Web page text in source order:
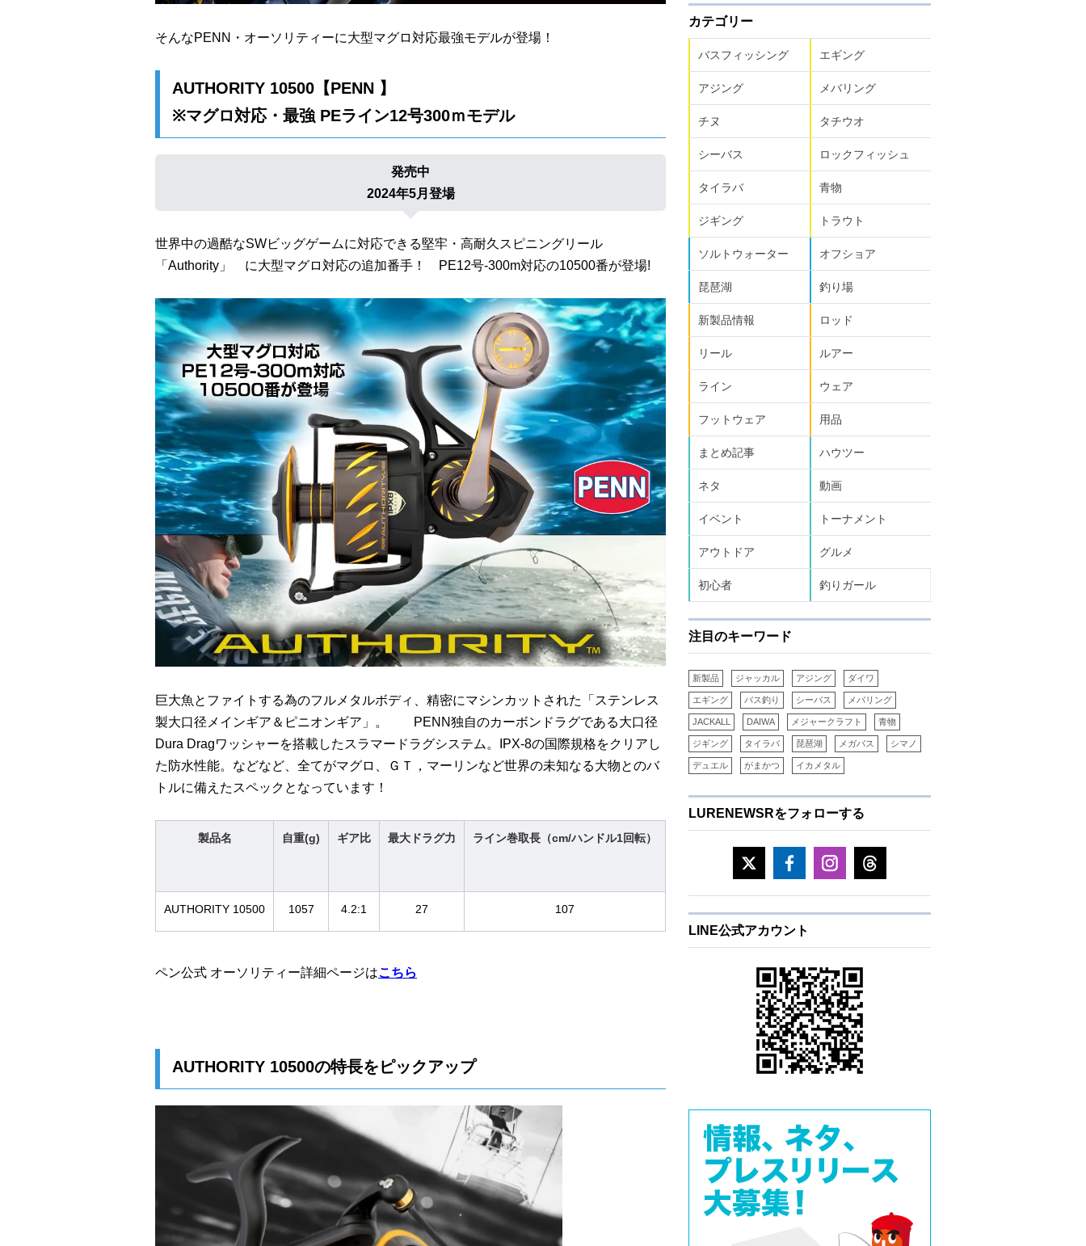
そんなPENN・オーソリティーに大型マグロ対応最強モデルが登場！
AUTHORITY 10500【PENN 】
※マグロ対応・最強 PEライン12号300ｍモデル
発売中
2024年5月登場
世界中の過酷なSWビッグゲームに対応できる堅牢・高耐久スピニングリール
「Authority」 に大型マグロ対応の追加番手！ PE12号-300m対応の10500番が登場!
巨大魚とファイトする為のフルメタルボディ、精密にマシンカットされた「ステンレス
製大口径メインギア＆ピニオンギア」。 PENN独自のカーボンドラグである大口径
Dura Dragワッシャーを搭載したスラマードラグシステム。IPX-8の国際規格をクリアし
た防水性能。などなど、全てがマグロ、ＧＴ，マーリンなど世界の未知なる大物とのバ
トルに備えたスペックとなっています！
製品名 自重(g) ギア比 最大ドラグ力 ライン巻取長（cm/ハンドル1回転）
ナイロン・フロロ/PE
AUTHORITY 10500 1057 4.2:1 27 107
ペン公式 オーソリティー詳細ページはこちら
AUTHORITY 10500の特長をピックアップ
カテゴリー
バスフィッシング エギング
アジング メバリング
チヌ タチウオ
シーバス ロックフィッシュ
タイラバ 青物
ジギング トラウト
ソルトウォーター オフショア
琵琶湖 釣り場
新製品情報 ロッド
リール ルアー
ライン ウェア
フットウェア 用品
まとめ記事 ハウツー
ネタ 動画
イベント トーナメント
アウトドア グルメ
初心者 釣りガール
注目のキーワード
新製品 ジャッカル アジング ダイワ
エギング バス釣り シーバス メバリング
JACKALL DAIWA メジャークラフト 青物
ジギング タイラバ 琵琶湖 メガバス シマノ
デュエル がまかつ イカメタル
LURENEWSRをフォローする
LINE公式アカウント